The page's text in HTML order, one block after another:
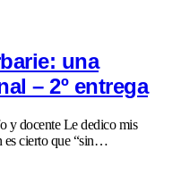
una
– 2º entrega
y docente Le dedico mis
es cierto que “sin…